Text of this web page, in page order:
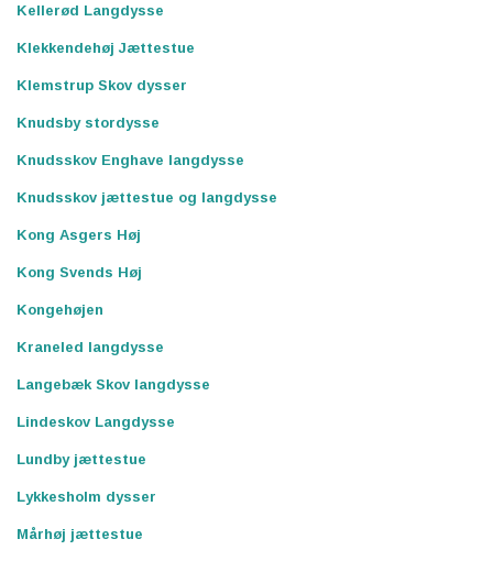
Kellerød Langdysse
Klekkendehøj Jættestue
Klemstrup Skov dysser
Knudsby stordysse
Knudsskov Enghave langdysse
Knudsskov jættestue og langdysse
Kong Asgers Høj
Kong Svends Høj
Kongehøjen
Kraneled langdysse
Langebæk Skov langdysse
Lindeskov Langdysse
Lundby jættestue
Lykkesholm dysser
Mårhøj jættestue